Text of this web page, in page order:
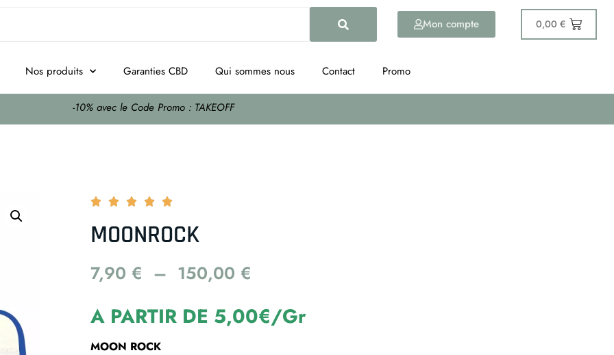
Mon compte 0,00€
Nos produits Garanties CBD Qui sommes nous Contact Promo
-10% avec le Code Promo : TAKEOFF
    
MOONROCK
7,90 € – 150,00 €
A PARTIR DE 5,00€/Gr
MOON ROCK